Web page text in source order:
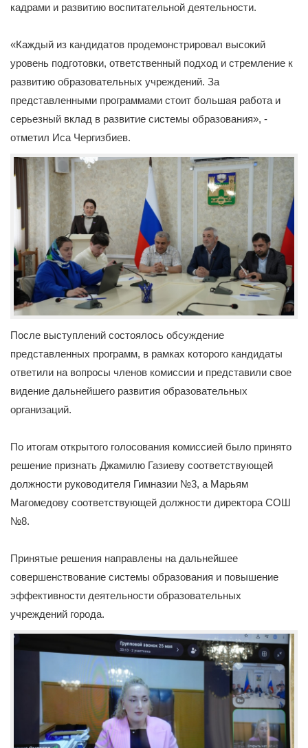
кадрами и развитию воспитательной деятельности.
«Каждый из кандидатов продемонстрировал высокий
уровень подготовки, ответственный подход и стремление к
развитию образовательных учреждений. За
представленными программами стоит большая работа и
серьезный вклад в развитие системы образования», -
отметил Иса Чергизбиев.
После выступлений состоялось обсуждение
представленных программ, в рамках которого кандидаты
ответили на вопросы членов комиссии и представили свое
видение дальнейшего развития образовательных
организаций.
По итогам открытого голосования комиссией было принято
решение признать Джамилю Газиеву соответствующей
должности руководителя Гимназии №3, а Марьям
Магомедову соответствующей должности директора СОШ
№8.
Принятые решения направлены на дальнейшее
совершенствование системы образования и повышение
эффективности деятельности образовательных
учреждений города.